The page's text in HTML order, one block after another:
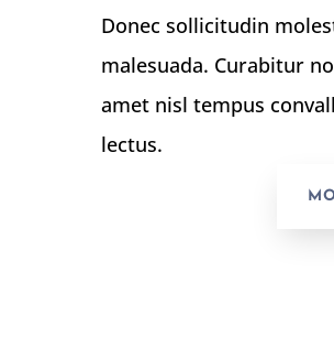
Donec sollicitudin
malesuada. Curabitur
amet nisl tempus
lectus.